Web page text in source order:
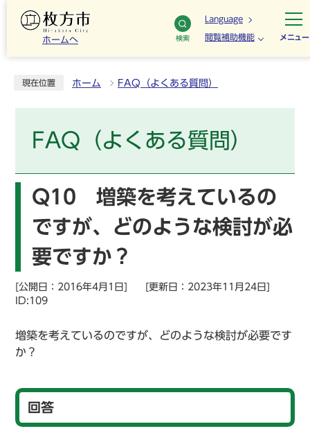
ホームへ 検索
Language
閲覧補助機能 メニュー
現在位置 ホーム FAQ（よくある質問）
FAQ（よくある質問）
Q10 増築を考えているの
ですが、どのような検討が必
要ですか？
[公開日：2016年4月1日]
[更新日：2023年11月24日]
ID:109
増築を考えているのですが、どのような検討が必要です
か？
回答